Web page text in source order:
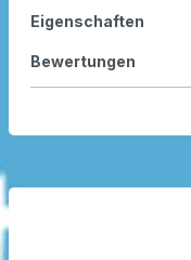
Eigenschaften
Bewertungen